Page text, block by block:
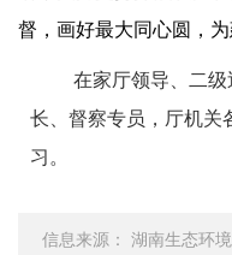
督，画好最大同心圆，
在家厅领导、二
长、督察专员，厅机关
习。
信息来源： 湖南生态环境